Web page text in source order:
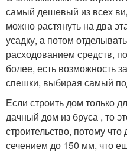
самый дешевый из всех
можно растянуть на два
усадку, а потом
расходованием средств,
более, есть возможность
спешки, выбирая самый
Если строить дом только
дачный дом из бруса , то
строительство, потому что
сечением до 150 мм, что